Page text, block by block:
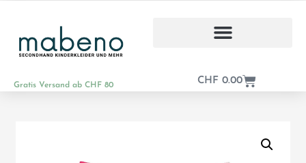
Gratis Versand ab CHF 80 CHF 0.00